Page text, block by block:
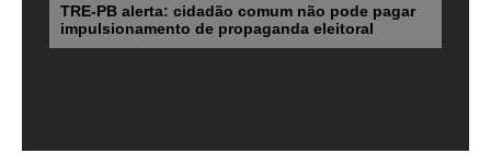
TRE-PB alerta: cidadão comum não pode pagar
impulsionamento de propaganda eleitoral